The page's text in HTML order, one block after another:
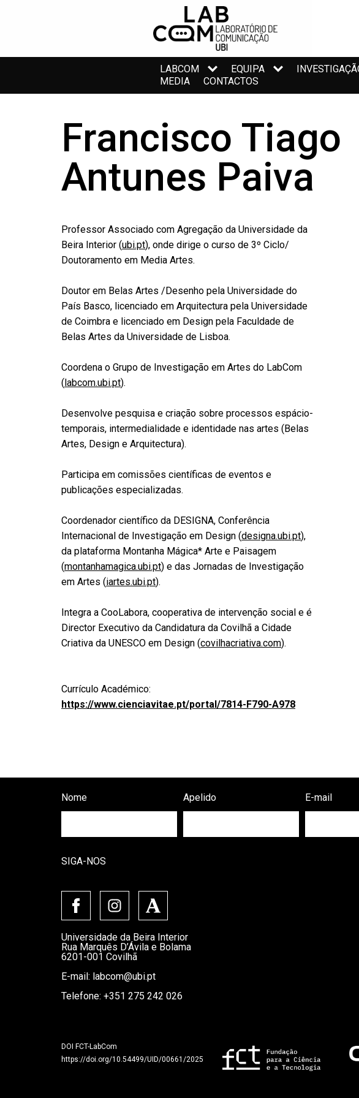
LABCOM EQUIPA
MEDIA
CONTACTOS
Francisco Tiago
Antunes Paiva
Professor Associado com Agregação da Universidade da
Beira Interior (ubi.pt), onde dirige o curso de 3º Ciclo/
Doutoramento em Media Artes.
Doutor em Belas Artes /Desenho pela Universidade do
País Basco, licenciado em Arquitectura pela Universidade
de Coimbra e licenciado em Design pela Faculdade de
Belas Artes da Universidade de Lisboa.
Coordena o Grupo de Investigação em Artes do LabCom
( labcom.ubi.pt).
Desenvolve pesquisa e criação sobre processos espácio-
temporais, intermedialidade e identidade nas artes (Belas
Artes, Design e Arquitectura).
Participa em comissões científicas de eventos e
publicações especializadas.
Coordenador científico da DESIGNA, Conferência
Internacional de Investigação em Design (designa.ubi.pt),
da plataforma Montanha Mágica* Arte e Paisagem
(montanhamagica.ubi.pt) e das Jornadas de Investigação
em Artes (iartes.ubi.pt).
Integra a CooLabora, cooperativa de intervenção social e é
Director Executivo da Candidatura da Covilhã a Cidade
Criativa da UNESCO em Design (covilhacriativa.com).
Currículo Académico:
https://www.cienciavitae.pt/portal/7814-F790-A978
Nome Apelido E-mail
SIGA-NOS
Universidade da Beira Interior
Rua Marquês D’Ávila e Bolama
6201-001 Covilhã
E-mail: labcom@ubi.pt
Telefone: +351 275 242 026
DOI FCT-LabCom
https://doi.org/10.54499/UID/00661/2025